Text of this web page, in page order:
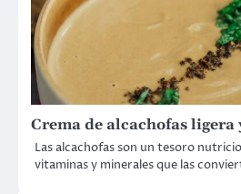
Crema de alcachofas ligera
Las alcachofas son un tesoro
vitaminas y minerales que las